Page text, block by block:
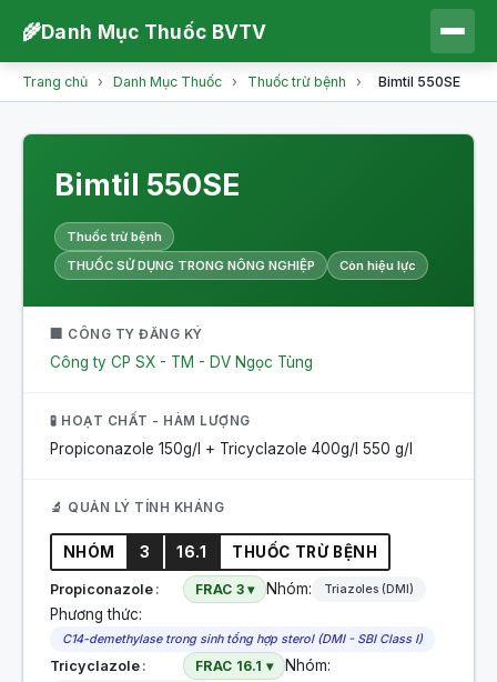
🌾Danh Mục Thuốc BVTV
Trang chủ › Danh Mục Thuốc › Thuốc trừ bệnh › Bimtil 550SE
Bimtil 550SE
Thuốc trừ bệnh
THUỐC SỬ DỤNG TRONG NÔNG NGHIỆP
Còn hiệu lực
🏢 CÔNG TY ĐĂNG KÝ
Công ty CP SX - TM - DV Ngọc Tùng
🧪 HOẠT CHẤT - HÀM LƯỢNG
Propiconazole 150g/l + Tricyclazole 400g/l 550 g/l
🔬 QUẢN LÝ TÍNH KHÁNG
NHÓM 3 16.1 THUỐC TRỪ BỆNH
Propiconazole FRAC 3 ▾ Nhóm: Triazoles (DMI)
Phương thức:
C14-demethylase trong sinh tổng hợp sterol (DMI - SBI Class I)
Tricyclazole FRAC 16.1 ▾ Nhóm: